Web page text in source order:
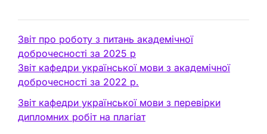
Звіт про роботу з питань академічної
доброчесності за 2025 р
Звіт кафедри української мови з академічної
доброчесності за 2022 р.
Звіт кафедри української мови з перевірки
дипломних робіт на плагіат